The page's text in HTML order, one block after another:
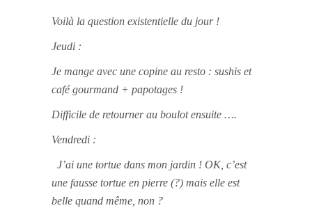
Voilà la question existentielle du jour !
Jeudi :
Je mange avec une copine au resto : sushis et
café gourmand + papotages !
Difficile de retourner au boulot ensuite ….
Vendredi :
J’ai une tortue dans mon jardin ! OK, c’est
une fausse tortue en pierre (?) mais elle est
belle quand même, non ?